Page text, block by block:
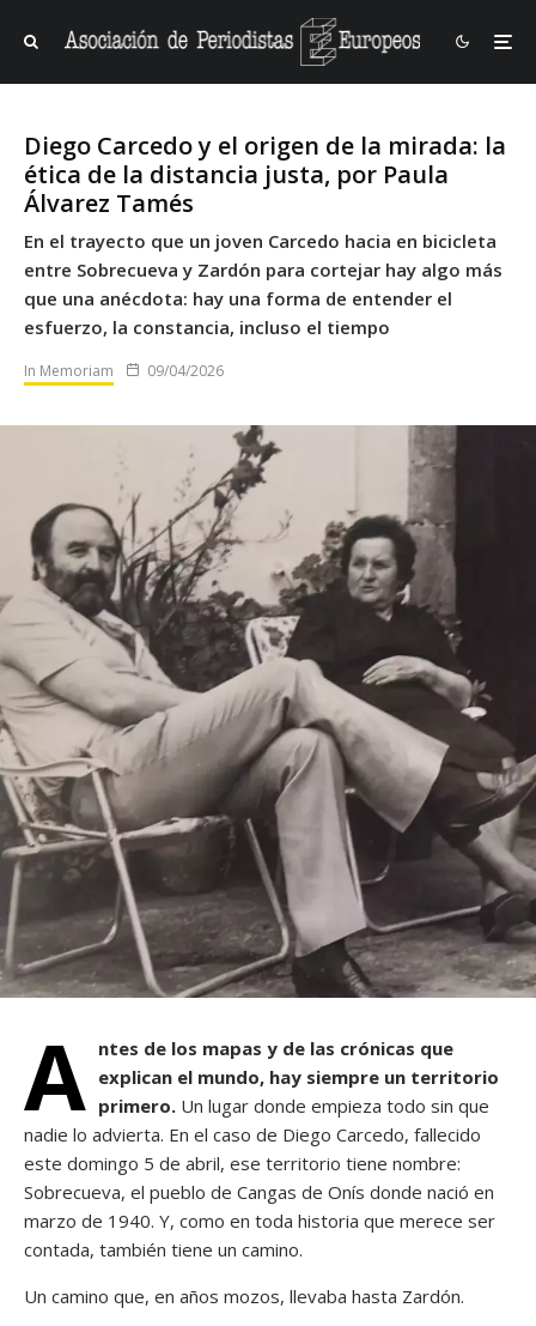
Diego Carcedo y el origen de la mirada: la
ética de la distancia justa, por Paula
Álvarez Tamés
En el trayecto que un joven Carcedo hacia en bicicleta
entre Sobrecueva y Zardón para cortejar hay algo más
que una anécdota: hay una forma de entender el
esfuerzo, la constancia, incluso el tiempo
In Memoriam 09/04/2026
A ntes de los mapas y de las crónicas que
explican el mundo, hay siempre un territorio
primero. Un lugar donde empieza todo sin que
nadie lo advierta. En el caso de Diego Carcedo, fallecido
este domingo 5 de abril, ese territorio tiene nombre:
Sobrecueva, el pueblo de Cangas de Onís donde nació en
marzo de 1940. Y, como en toda historia que merece ser
contada, también tiene un camino.
Un camino que, en años mozos, llevaba hasta Zardón.